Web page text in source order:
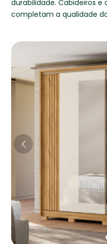
durabilidade. Cabideiros
completam a qualidade